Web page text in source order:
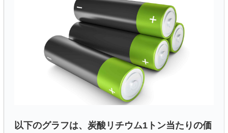
以下のグラフは、炭酸リチウム1トン当たりの価